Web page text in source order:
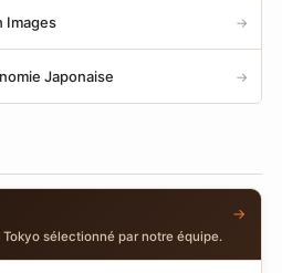
Images →
Japonaise →
sélectionné par notre équipe.
→